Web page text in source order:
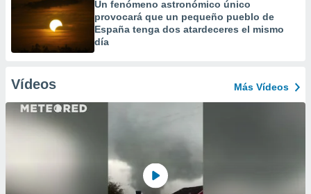
Un fenómeno astronómico único
provocará que un pequeño pueblo de
España tenga dos atardeceres el mismo
día
Vídeos Más Vídeos